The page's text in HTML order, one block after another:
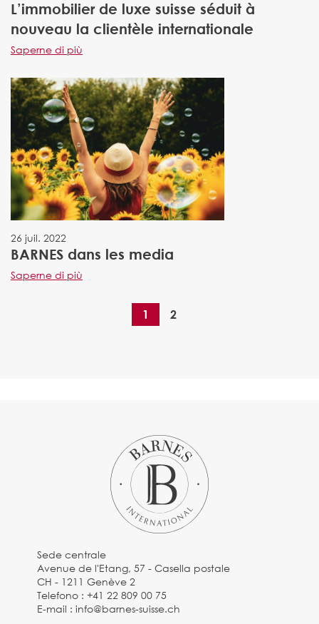
L’immobilier de luxe suisse séduit à
nouveau la clientèle internationale
Saperne di più
26 juil. 2022
BARNES dans les media
Saperne di più
1 2
Sede centrale
Avenue de l'Etang, 57 - Casella postale
CH - 1211 Genève 2
Telefono :+41 22 809 00 75
E-mail :info@barnes-suisse.ch